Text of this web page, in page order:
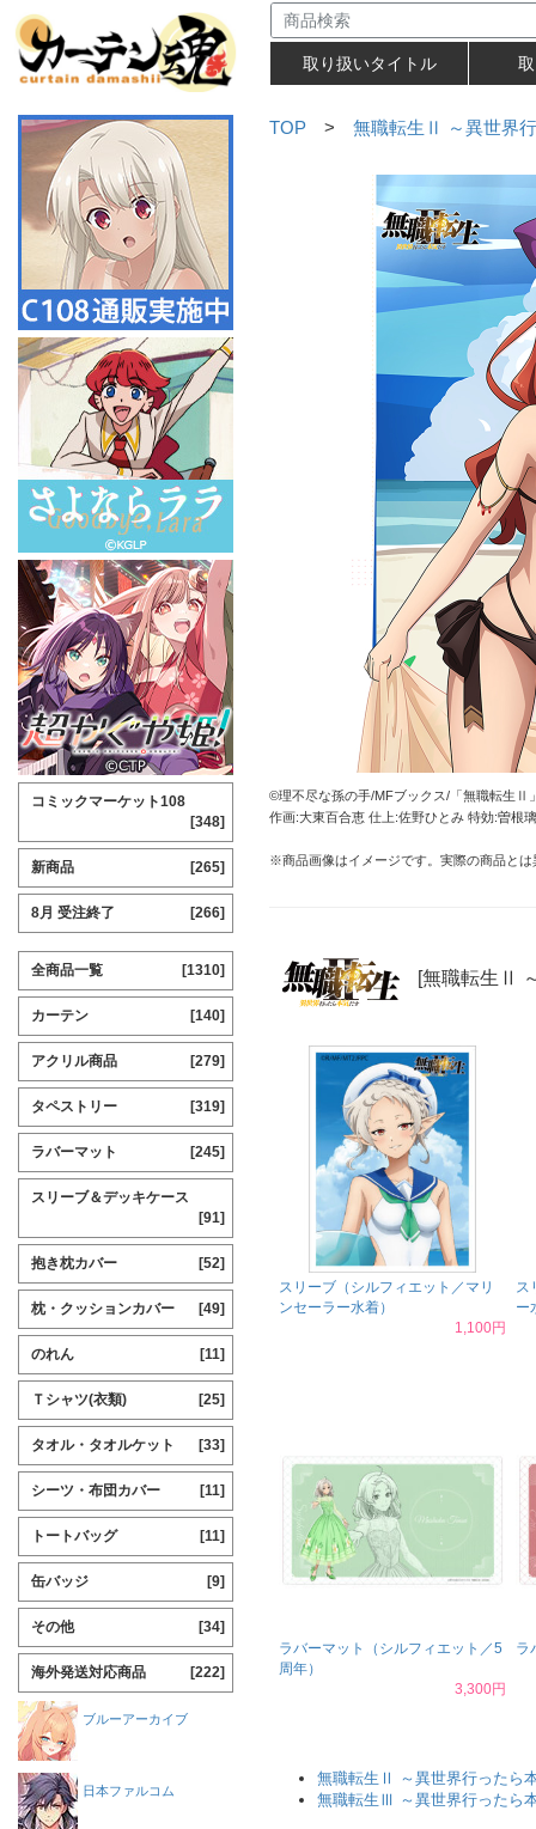
取り扱いタイトル
TOP > 無職転生Ⅱ ～異世界
©理不尽な孫の手/MFブックス/「無職転生Ⅱ
作画:大東百合恵 仕上:佐野ひとみ 特効:曽根
※商品画像はイメージです。実際の商品と
[無職転生Ⅱ
スリーブ（シルフィエット／マリ
ンセーラー水着）
1,100円
ス
ー
ラバーマット（シルフィエット／5
周年）
3,300円
ラ
無職転生Ⅱ ～異世界行ったら
無職転生Ⅲ ～異世界行ったら
コミックマーケット108
[348]
新商品 [265]
8月 受注終了 [266]
全商品一覧 [1310]
カーテン [140]
アクリル商品 [279]
タペストリー [319]
ラバーマット [245]
スリーブ＆デッキケース
[91]
抱き枕カバー [52]
枕・クッションカバー [49]
のれん [11]
Ｔシャツ(衣類) [25]
タオル・タオルケット [33]
シーツ・布団カバー [11]
トートバッグ [11]
缶バッジ [9]
その他 [34]
海外発送対応商品 [222]
ブルーアーカイブ
日本ファルコム